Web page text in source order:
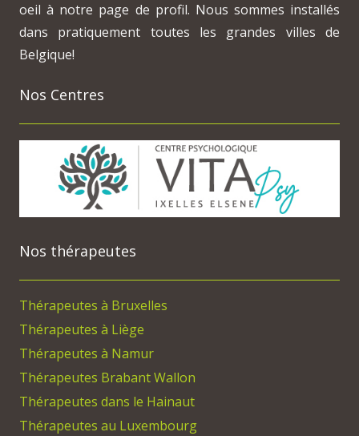
oeil à notre page de profil. Nous sommes installés
dans pratiquement toutes les grandes villes de
Belgique!
Nos Centres
Nos thérapeutes
Thérapeutes à Bruxelles
Thérapeutes à Liège
Thérapeutes à Namur
Thérapeutes Brabant Wallon
Thérapeutes dans le Hainaut
Thérapeutes au Luxembourg